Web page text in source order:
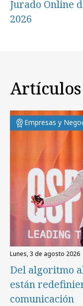
Jurado Online
2026
Empresas y
lunes, 3 de agosto 2026
Del algoritmo
están
comunicación